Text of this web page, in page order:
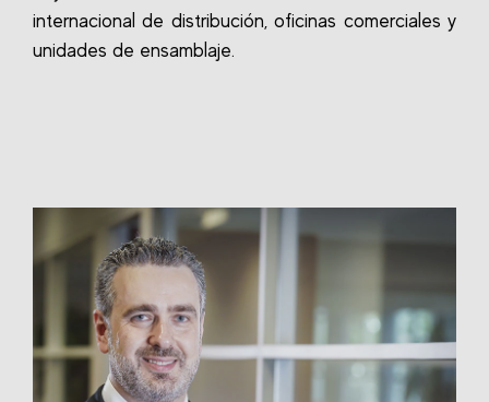
internacional de distribución, oficinas comerciales y
unidades de ensamblaje.